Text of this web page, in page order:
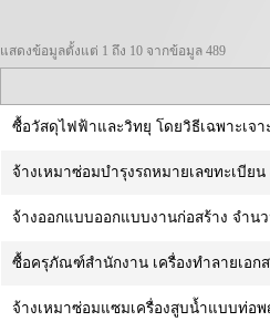
แสดงข้อมูลตั้งแต่ 1 ถึง 10 จากข้อมูล 489
ซื้อวัสดุไฟฟ้าและวิทยุ โดยวิธีเฉพาะเจา
จ้างเหมาซ่อมบำรุงรถหมายเลขทะเบียน
จ้างออกแบบออกแบบงานก่อสร้าง จำนว
ซื้อครุภัณฑ์สำนักงาน เครื่องทำลายเอกส
จ้างเหมาซ่อมแซมเครื่องสูบน้ำแบบท่อ